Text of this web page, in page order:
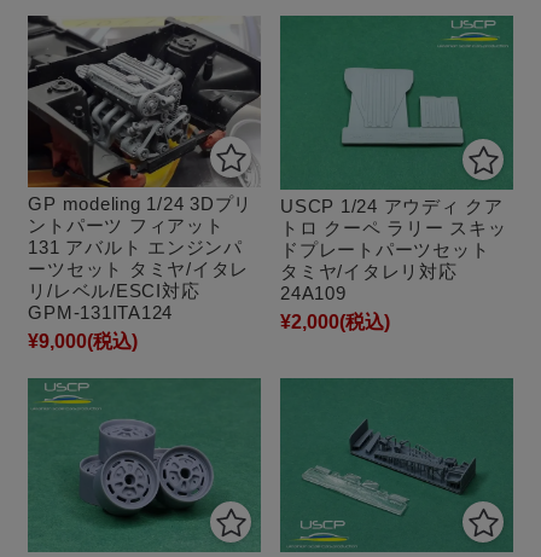
GP modeling 1/24 3Dプリ
ントパーツ フィアット
131 アバルト エンジンパ
ーツセット タミヤ/イタレ
リ/レベル/ESCI対応
GPM-131ITA124
¥9,000(税込)
USCP 1/24 アウディ クア
トロ クーペ ラリー スキッ
ドプレートパーツセット
タミヤ/イタレリ対応
24A109
¥2,000(税込)